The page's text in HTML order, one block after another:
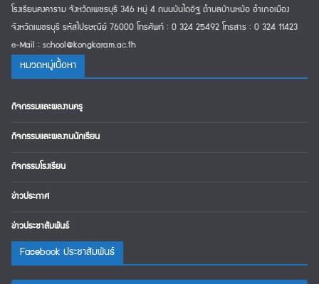
โรงเรียนคงคาราม จังหวัดเพชรบุรี 346 หมู่ 4 ถนนบันไดอิฐ ตำบลบ้านหม้อ อำเภอเมือง
จังหวัดเพชรบุรี รหัสไปรษณีย์ 76000 โทรศัพท์ : 0 324 25492 โทรสาร : 0 324 11423
e-Mail : school@kongkaram.ac.th
หมวดหมู่เนืื้อหา
กิจกรรมและผลงานครู
กิจกรรมและผลงานนักเรียน
กิจกรรมโรงเรียน
ข่าวประกาศ
ข่าวประชาสัมพันธ์
Facebook ประชาสัมพันธ์